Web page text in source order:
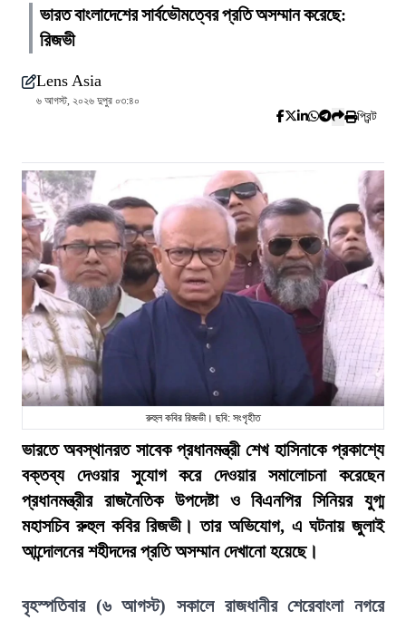
ভারত বাংলাদেশের সার্বভৌমত্বের প্রতি অসম্মান করেছে:
রিজভী
Lens Asia
৬ আগস্ট, ২০২৬ দুপুর ০৩:৪০
প্রিন্ট
রুহুল কবির রিজভী। ছবি: সংগৃহীত
ভারতে অবস্থানরত সাবেক প্রধানমন্ত্রী শেখ হাসিনাকে প্রকাশ্যে
বক্তব্য দেওয়ার সুযোগ করে দেওয়ার সমালোচনা করেছেন
প্রধানমন্ত্রীর রাজনৈতিক উপদেষ্টা ও বিএনপির সিনিয়র যুগ্ম
মহাসচিব রুহুল কবির রিজভী। তার অভিযোগ, এ ঘটনায় জুলাই
আন্দোলনের শহীদদের প্রতি অসম্মান দেখানো হয়েছে।
বৃহস্পতিবার (৬ আগস্ট) সকালে রাজধানীর শেরেবাংলা নগরে